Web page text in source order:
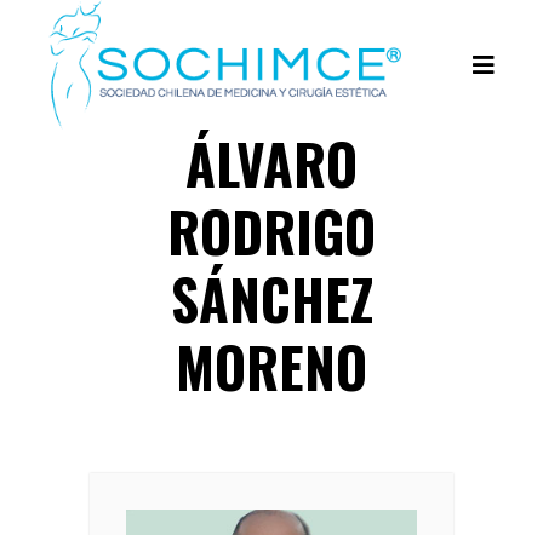
ÁLVARO
RODRIGO
SÁNCHEZ
MORENO